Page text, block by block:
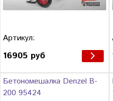
Артикул:
16905 руб
Бетономешалка Denzel B-
200 95424